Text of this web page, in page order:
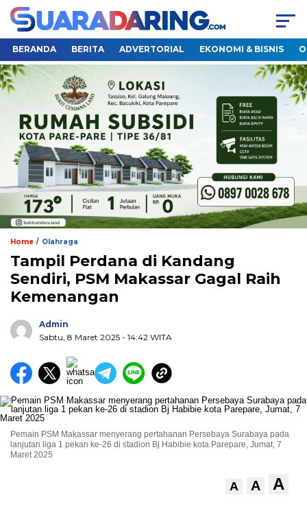
BERANDA BERITA ADVERTORIAL EKONOMI & BISNIS
Home / Olahraga
Tampil Perdana di Kandang
Sendiri, PSM Makassar Gagal Raih
Kemenangan
Admin
Sabtu, 8 Maret 2025 - 14:42 WITA
Pemain PSM Makassar menyerang pertahanan Persebaya Surabaya pada
lanjutan liga 1 pekan ke-26 di stadion Bj Habibie kota Parepare, Jumat, 7
Maret 2025
A A A